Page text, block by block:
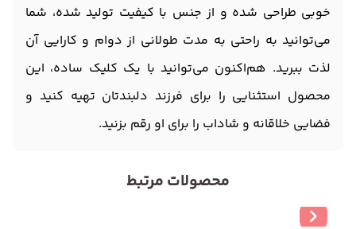
خوبی طراحی شده و از جنس با کیفیت تولید شده، شما
می‌توانید به راحتی به مدت طولانی از دوام و کارایی آن
لذت ببرید. هم‌اکنون می‌توانید با یک کلیک ساده، این
محصول استثنایی را برای فرزند دلبندتان تهیه کنید و
فضایی خلاقانه و شاداب را برای او رقم بزنید.
محصولات مرتبط